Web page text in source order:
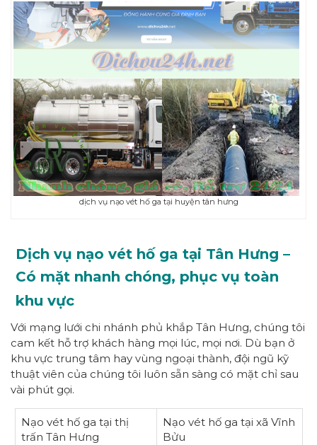
dịch vụ nạo vét hố ga tại huyện tân hưng
Dịch vụ nạo vét hố ga tại Tân Hưng –
Có mặt nhanh chóng, phục vụ toàn
khu vực
Với mạng lưới chi nhánh phủ khắp Tân Hưng, chúng tôi
cam kết hỗ trợ khách hàng mọi lúc, mọi nơi. Dù bạn ở
khu vực trung tâm hay vùng ngoại thành, đội ngũ kỹ
thuật viên của chúng tôi luôn sẵn sàng có mặt chỉ sau
vài phút gọi.
Nạo vét hố ga tại thị
trấn Tân Hưng
Nạo vét hố ga tại xã Vĩnh
Bửu